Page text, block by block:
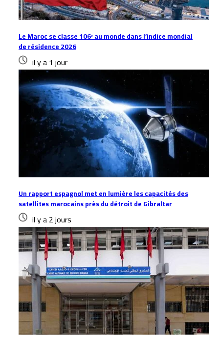
Le Maroc se classe 106ᵉ au monde dans l’indice mondial
de résidence 2026
il y a 1 jour
Un rapport espagnol met en lumière les capacités des
satellites marocains près du détroit de Gibraltar
il y a 2 jours